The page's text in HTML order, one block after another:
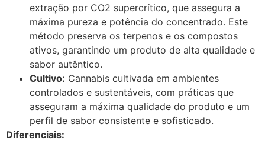
extração por CO2 supercrítico, que assegura a
máxima pureza e potência do concentrado. Este
método preserva os terpenos e os compostos
ativos, garantindo um produto de alta qualidade e
sabor autêntico.
Cultivo: Cannabis cultivada em ambientes
controlados e sustentáveis, com práticas que
asseguram a máxima qualidade do produto e um
perfil de sabor consistente e sofisticado.
Diferenciais: